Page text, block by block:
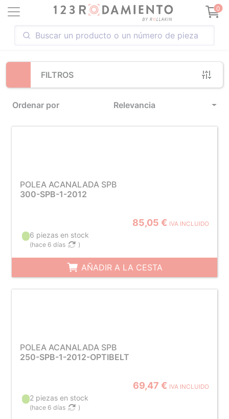
0
FILTROS
Ordenar por Relevancia
Loading...
POLEA ACANALADA SPB
300-SPB-1-2012
85,05 € IVA INCLUIDO
6 piezas en stock
(hace 6 días )
AÑADIR A LA CESTA
POLEA ACANALADA SPB
250-SPB-1-2012-OPTIBELT
69,47 € IVA INCLUIDO
2 piezas en stock
(hace 6 días )